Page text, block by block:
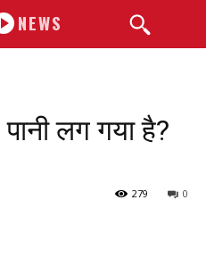
NEWS
लग गया है?
0
279